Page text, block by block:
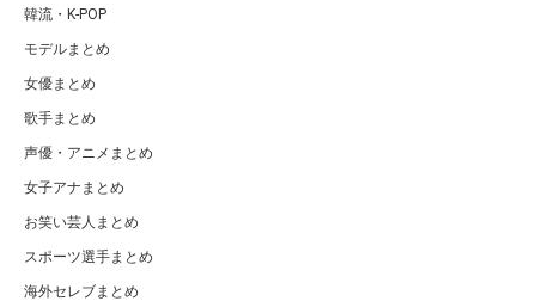
韓流・K-POP
モデルまとめ
女優まとめ
歌手まとめ
声優・アニメまとめ
女子アナまとめ
お笑い芸人まとめ
スポーツ選手まとめ
海外セレブまとめ